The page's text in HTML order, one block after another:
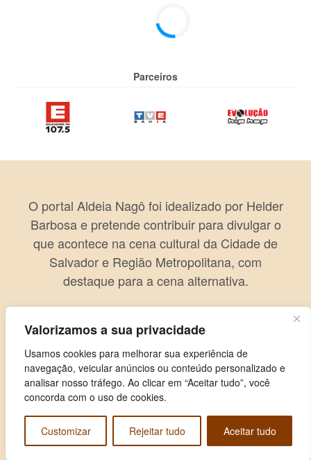
Valorizamos a sua privacidade
Usamos cookies para melhorar sua experiência de
navegação, veicular anúncios ou conteúdo personalizado e
analisar nosso tráfego. Ao clicar em “Aceitar tudo”, você
concorda com o uso de cookies.
Customizar Rejeitar tudo Aceitar tudo
Parceiros
O portal Aldeia Nagô foi idealizado por Helder
Barbosa e pretende contribuir para divulgar o
que acontece na cena cultural da Cidade de
Salvador e Região Metropolitana, com
destaque para a cena alternativa.
Copyright © 2026 Aldeia Nagô. Todos os direitos reservados.